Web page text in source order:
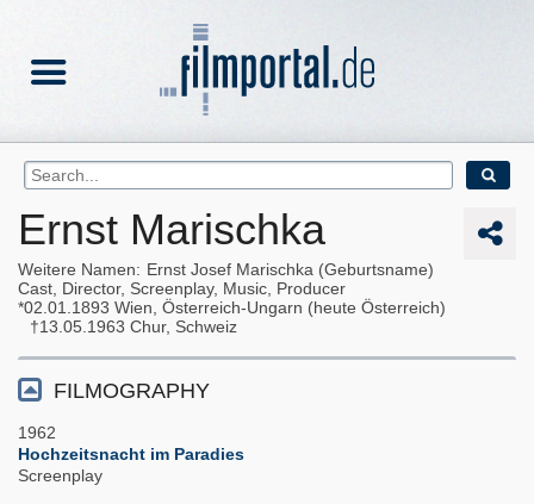
Ernst Marischka
Weitere Namen
Ernst Josef Marischka (Geburtsname)
Cast, Director, Screenplay, Music, Producer
02.01.1893 Wien, Österreich-Ungarn (heute Österreich)
13.05.1963 Chur, Schweiz
FILMOGRAPHY
1962
Hochzeitsnacht im Paradies
Screenplay